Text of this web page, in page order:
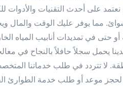
نعتمد على أحدث التقنيات
مما يوفر عليك الوقت والمال
في تمديدات أنابيب المياه
يحمل سجلاً حافلاً بالنجاح في
لا تتردد في طلب خدماتنا
لحجز موعد أو طلب خدمة الطوارئ